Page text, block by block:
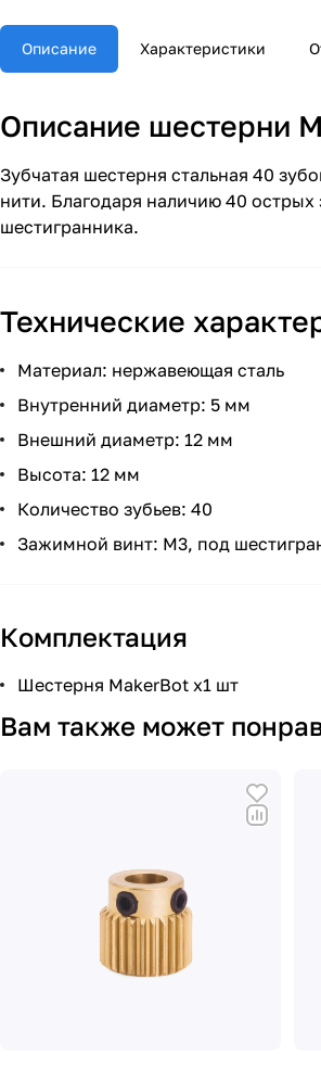
Описание Характеристики
Описание шестерни
Зубчатая шестерня стальная 40
нити. Благодаря наличию 40
шестигранника.
Технические
Материал: нержавеющая сталь
Внутренний диаметр: 5 мм
Внешний диаметр: 12 мм
Высота: 12 мм
Количество зубьев: 40
Зажимной винт: М3, под
Комплектация
Шестерня MakerBot x1 шт
Вам также может